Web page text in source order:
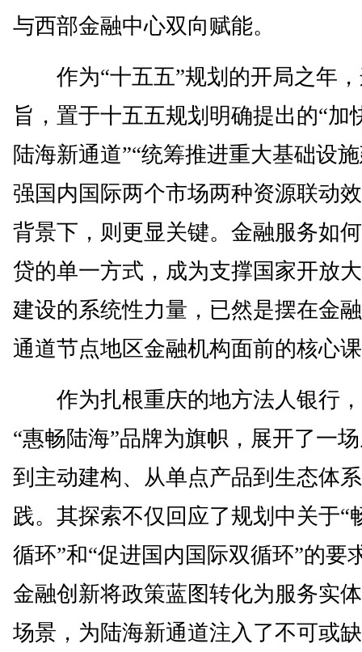
与西部金融中心双向赋能。
作为“十五五”规划的开局之年，
旨，置于十五五规划明确提出的“加
陆海新通道”“统筹推进重大基础设
强国内国际两个市场两种资源联动
背景下，则更显关键。金融服务如
贷的单一方式，成为支撑国家开放
建设的系统性力量，已然是摆在金
通道节点地区金融机构面前的核心
作为扎根重庆的地方法人银行，
“惠畅陆海”品牌为旗帜，展开了一
到主动建构、从单点产品到生态体
践。其探索不仅回应了规划中关于“
循环”和“促进国内国际双循环”的要
金融创新将政策蓝图转化为服务实
场景，为陆海新通道注入了不可或